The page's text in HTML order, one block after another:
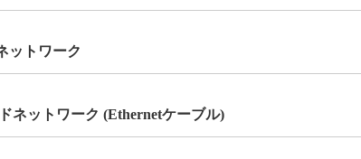
ットワーク
ネットワーク (Ethernetケーブル)